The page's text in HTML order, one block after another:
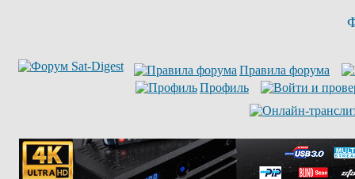
Правила форума
Профиль